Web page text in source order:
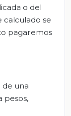
o del
calculado se
pagaremos
de una
pesos,